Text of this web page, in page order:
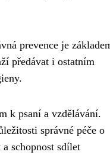
prevence je
předávat i ostatním
k psaní a vzdělávání.
správné péče o
schopnost sdílet